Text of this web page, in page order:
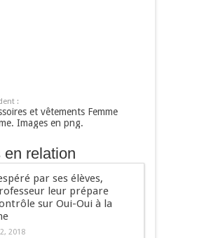
:
et vêtements Femme
Images en png.
en relation
par ses élèves,
leur prépare
sur Oui-Oui à la
2018